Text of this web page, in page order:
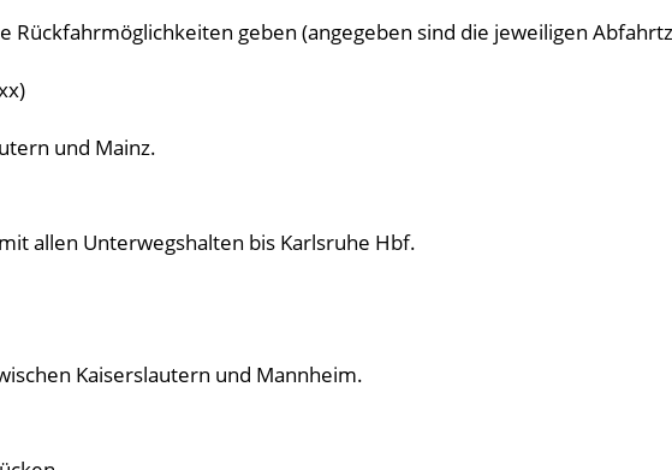
Rückfahrmöglichkeiten geben (angegeben sind die jeweiligen
und Mainz.
allen Unterwegshalten bis Karlsruhe Hbf.
Kaiserslautern und Mannheim.